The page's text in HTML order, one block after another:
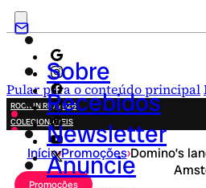
Pular para o conteúdo principal
Sobre
Recebidos
Newsletter
Anuncie
ROCK IN RIO 2026
COLECIONÁVEIS
FESTA JUNINA
NOVIDADES
CAMPANHAS CRIATIVAS
Início›Promoções›Domino’s
Promoções